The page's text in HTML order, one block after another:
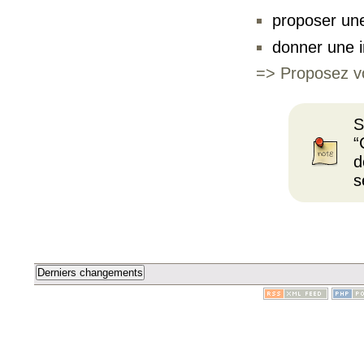
proposer
donner une
=> Proposez
Derniers changements